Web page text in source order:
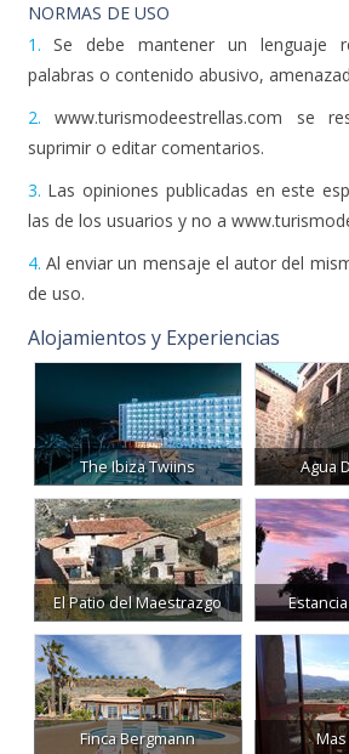
NORMAS DE USO
1. Se debe mantener un lenguaje
palabras o contenido abusivo,
2. www.turismodeestrellas.com se
suprimir o editar comentarios.
3. Las opiniones publicadas en este
las de los usuarios y no a
4. Al enviar un mensaje el autor del
de uso.
Alojamientos y Experiencias
The Ibiza Twiins Agua
El Patio del Maestrazgo
Finca Bergmann